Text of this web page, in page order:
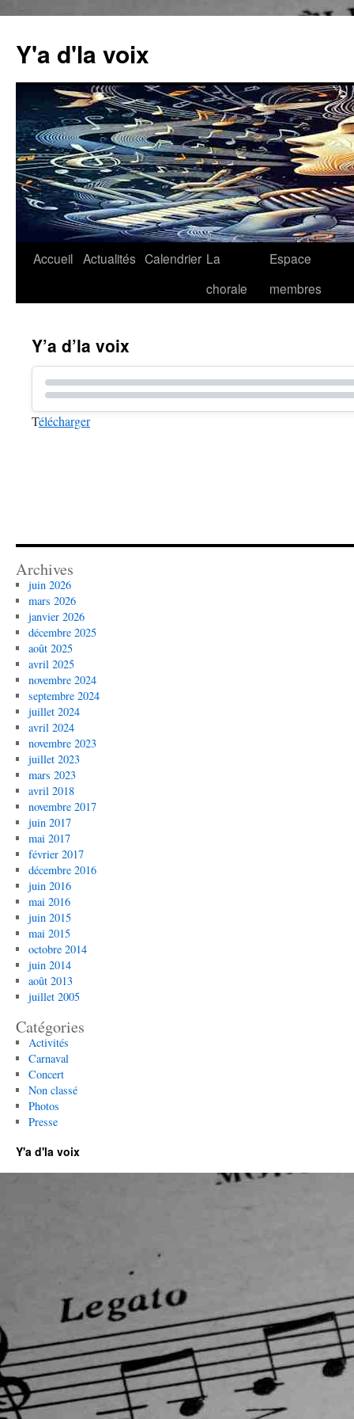
contenu
Y'a d'la voix
Accueil Actualités Calendrier La
chorale
Espace
membres
Y’a d’la voix
Télécharger
Archives
juin 2026
mars 2026
janvier 2026
décembre 2025
août 2025
avril 2025
novembre 2024
septembre 2024
juillet 2024
avril 2024
novembre 2023
juillet 2023
mars 2023
avril 2018
novembre 2017
juin 2017
mai 2017
février 2017
décembre 2016
juin 2016
mai 2016
juin 2015
mai 2015
octobre 2014
juin 2014
août 2013
juillet 2005
Catégories
Activités
Carnaval
Concert
Non classé
Photos
Presse
Y'a d'la voix